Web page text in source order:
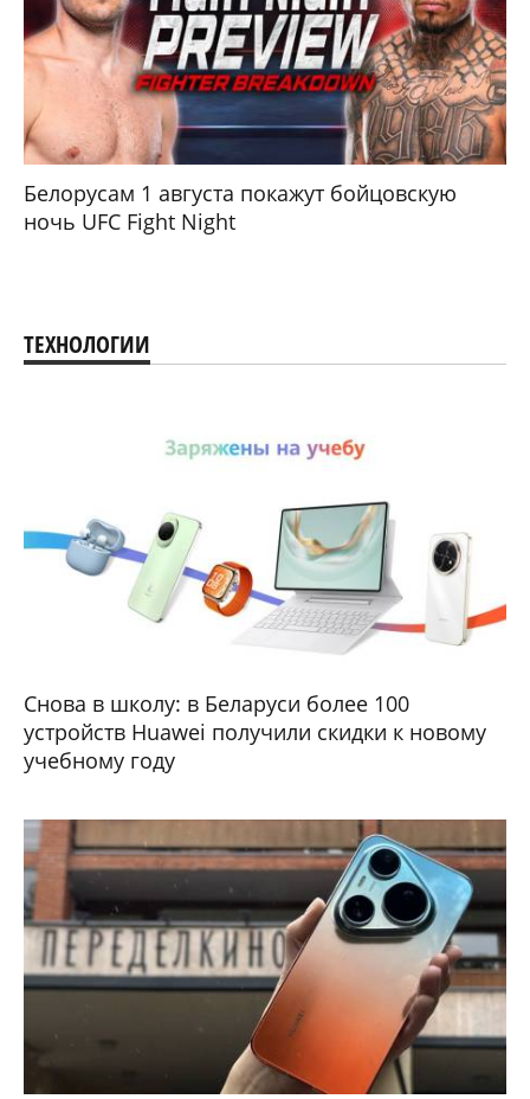
Белорусам 1 августа покажут бойцовскую
ночь UFC Fight Night
ТЕХНОЛОГИИ
Снова в школу: в Беларуси более 100
устройств Huawei получили скидки к новому
учебному году